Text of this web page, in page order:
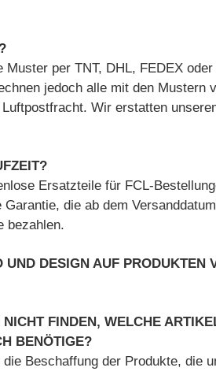
per TNT, DHL, FEDEX
jedoch alle mit den Mustern
Wir erstatten
Ersatzteile für FCL-
die ab dem
bezahlen.
DESIGN AUF PRODUKTEN
FINDEN, WELCHE
BENÖTIGE?
Beschaffung der Produkte, die